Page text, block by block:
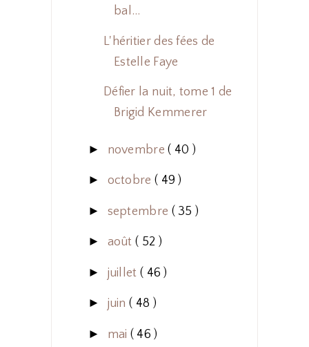
bal...
L'héritier des fées de
Estelle Faye
Défier la nuit, tome 1 de
Brigid Kemmerer
► novembre( 40 )
► octobre ( 49 )
► septembre ( 35 )
► août ( 52 )
► juillet ( 46 )
► juin ( 48 )
► mai ( 46 )